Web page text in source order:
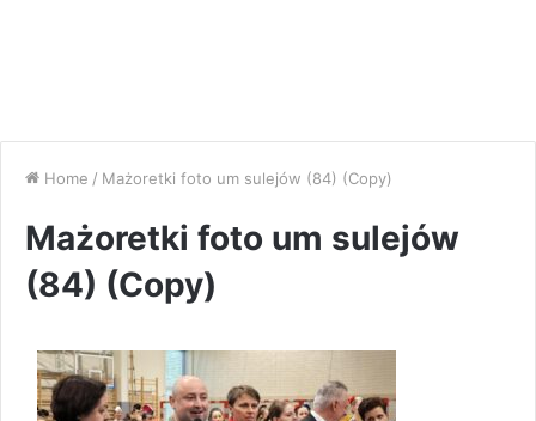
Home / Mażoretki foto um sulejów (84) (Copy)
Mażoretki foto um sulejów
(84) (Copy)